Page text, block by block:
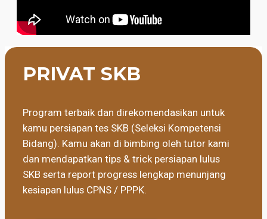
PRIVAT SKB
Program terbaik dan direkomendasikan untuk
kamu persiapan tes SKB (Seleksi Kompetensi
Bidang). Kamu akan di bimbing oleh tutor kami
dan mendapatkan tips & trick persiapan lulus
SKB serta report progress lengkap menunjang
kesiapan lulus CPNS / PPPK.